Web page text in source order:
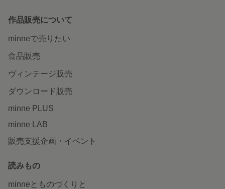
作品販売について
minneで売りたい
食品販売
ヴィンテージ販売
ダウンロード販売
minne PLUS
minne LAB
販売支援企画・イベント
読みもの
minneとものづくりと